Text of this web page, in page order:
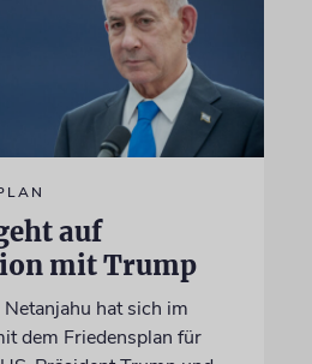
auf
mit Trump
hat sich im
dem Friedensplan für